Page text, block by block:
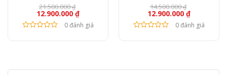
12.900.000 ₫
21.500.000₫
0 đánh giá
12.900.000 ₫
14.500.000₫
0 đánh giá